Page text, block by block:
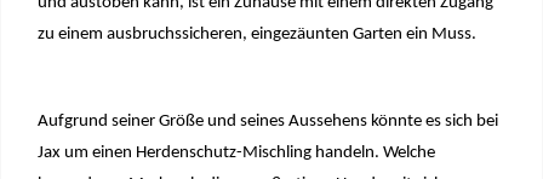
zu einem ausbruchssicheren, eingezäunten Garten ein Muss.
Aufgrund seiner Größe und seines Aussehens könnte es sich bei
Jax um einen Herdenschutz-Mischling handeln. Welche